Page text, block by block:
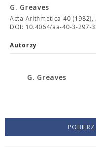
G. Greaves
Acta Arithmetica 40 (1982),
DOI: 10.4064/aa-40-3-297-
Autorzy
G. Greaves